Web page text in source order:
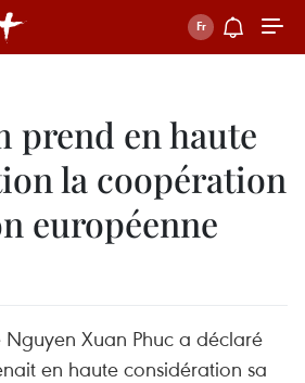
prend en haute
la coopération
européenne
Nguyen Xuan Phuc a déclaré
en haute considération sa